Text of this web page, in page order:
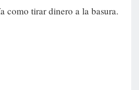
como tirar dinero a la basura.